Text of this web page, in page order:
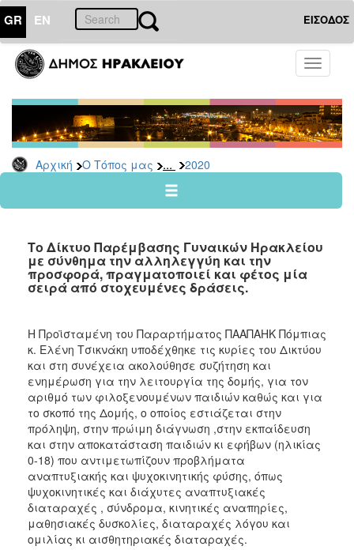
GR EN ΕΙΣΟΔΟΣ
Toggle
Αρχική Ο Τόπος μας ... 2020
ΤΟΠΟΣ
ΜΑΣ
Ανακοινώσεις
Αρχείο
2026
2024
2022
2021
2019
2018
2017
2016
2015
2012
2011
Το Δίκτυο Παρέμβασης Γυναικών Ηρακλείου
με σύνθημα την αλληλεγγύη και την
προσφορά, πραγματοποιεί και φέτος μία
σειρά από στοχευμένες δράσεις.
Η Προϊσταμένη του Παραρτήματος ΠΑΑΠΑΗΚ Πόμπιας
κ. Ελένη Τσικνάκη υποδέχθηκε τις κυρίες του Δικτύου
και στη συνέχεια ακολούθησε συζήτηση και
ενημέρωση για την λειτουργία της δομής, για τον
αριθμό των φιλοξενουμένων παιδιών καθώς και για
το σκοπό της Δομής, ο οποίος εστιάζεται στην
πρόληψη, στην πρώιμη διάγνωση ,στην εκπαίδευση
και στην αποκατάσταση παιδιών κι εφήβων (ηλικίας
0-18) που αντιμετωπίζουν προβλήματα
αναπτυξιακής και ψυχοκινητικής φύσης, όπως
ψυχοκινητικές και διάχυτες αναπτυξιακές
διαταραχές , σύνδρομα, κινητικές αναπηρίες,
μαθησιακές δυσκολίες, διαταραχές λόγου και
ομιλίας κι αισθητηριακές διαταραχές.